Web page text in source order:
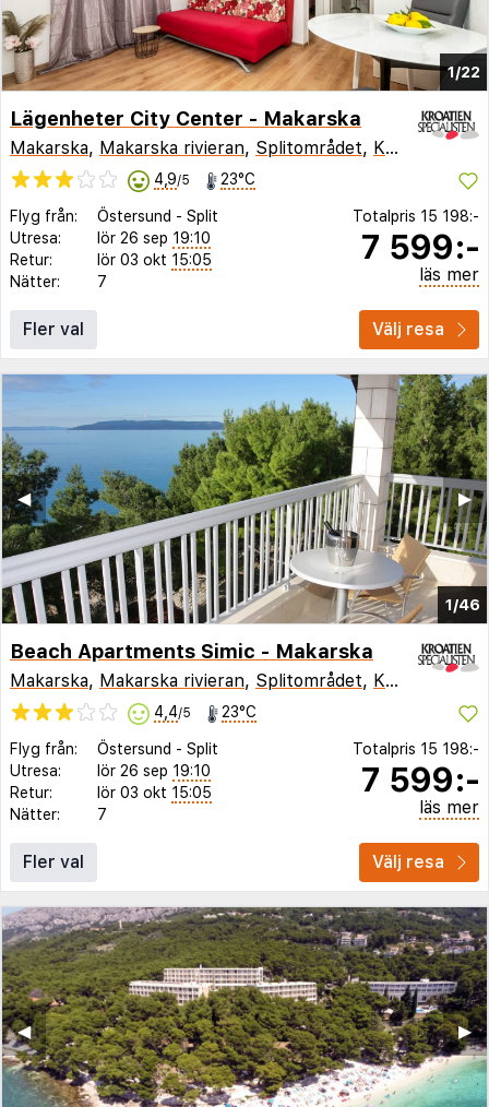
1/22
Lägenheter City Center - Makarska
Makarska, Makarska rivieran, Splitområdet, Kroatien
4,9/5 23°C
Flyg från: Östersund - Split
Utresa:
lör 26 sep 19:10
Retur:
lör 03 okt 15:05
Nätter:
7
Totalpris 15 198:-
7 599:-
läs mer
Fler val Välj resa
1/46
▶︎
◀︎
Beach Apartments Simic - Makarska
Makarska, Makarska rivieran, Splitområdet, Kroatien
4,4/5 23°C
Flyg från: Östersund - Split
Utresa:
lör 26 sep 19:10
Retur:
lör 03 okt 15:05
Nätter:
7
Totalpris 15 198:-
7 599:-
läs mer
Fler val Välj resa
▶︎
◀︎